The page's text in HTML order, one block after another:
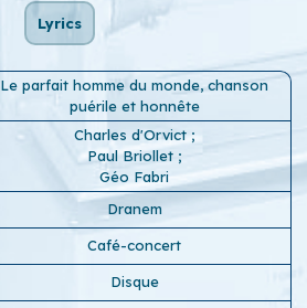
Lyrics
Le parfait homme du monde, chanson
puérile et honnête
Charles d'Orvict ;
Paul Briollet ;
Géo Fabri
Dranem
Café-concert
Disque